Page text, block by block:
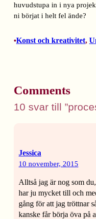
huvudstupa in i nya
ni börjat i helt fel ände?
•Konst och kreativitet,
Comments
10 svar till
Jessica
10 november, 2015
Alltså jag är nog som
har ju mycket till och
gång för att jag tröttnar
kanske får börja öva på